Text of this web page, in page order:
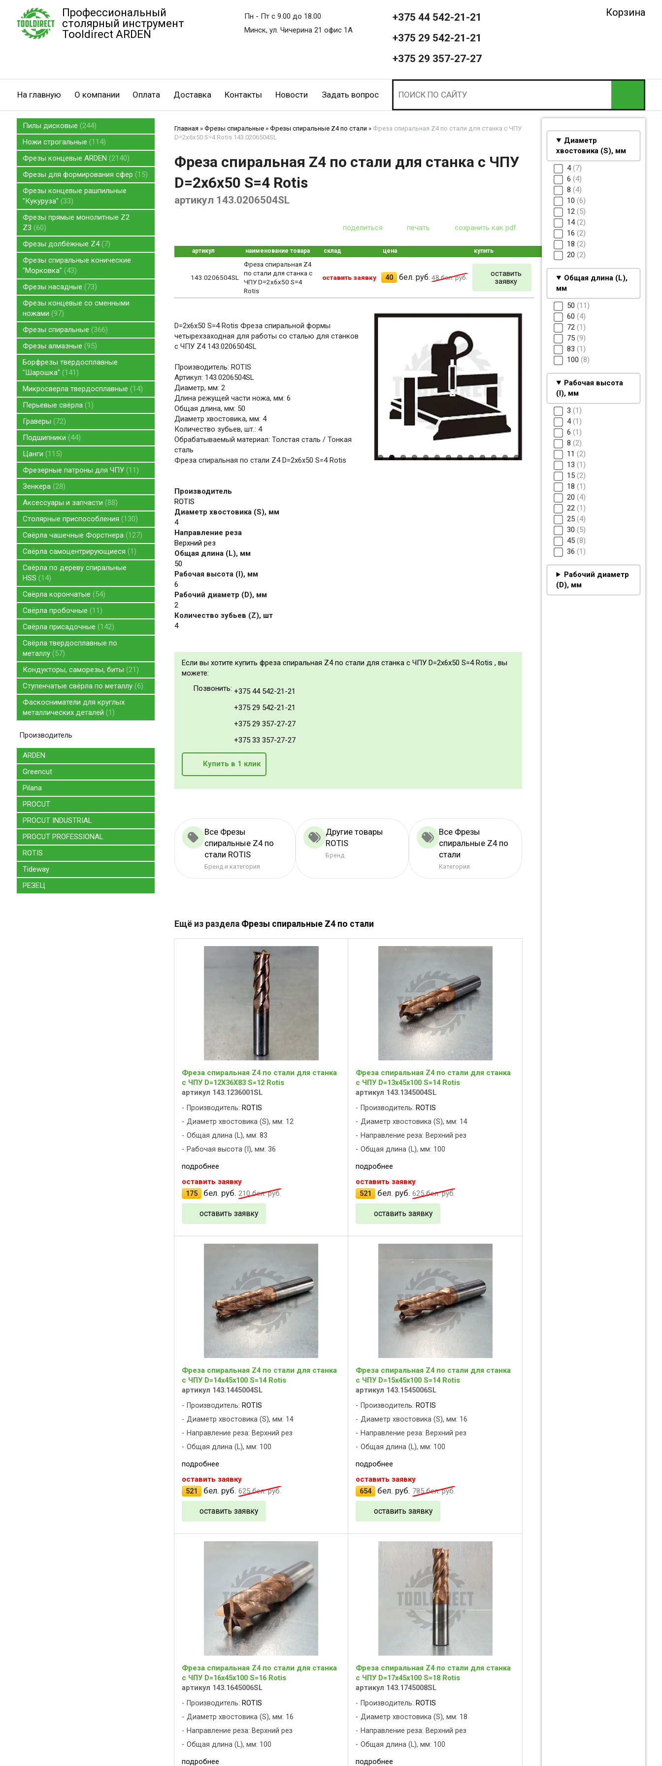
Профессиональный
столярный инструмент
Tooldirect ARDEN
Пн - Пт с 9.00 до 18.00
Минск, ул. Чичерина 21 офис 1А
+375 44 542-21-21
+375 29 542-21-21
+375 29 357-27-27
Корзина
На главную О компании Оплата Доставка Контакты Новости Задать вопрос
Пилы дисковые 244
Ножи строгальные
114
Фрезы концевые ARDEN
2140
Фрезы для формирования сфер
15
Фрезы концевые рашпильные
"Кукуруза"
33
Фрезы прямые монолитные Z2
Z3
60
Фрезы долбёжные Z4 7
Фрезы спиральные конические
"Морковка"
43
Фрезы насадные
73
Фрезы концевые со сменными
ножами
97
Фрезы спиральные
366
Фрезы алмазные
95
Борфрезы твердосплавные
"Шарошка"
141
Микросверла твердосплавные
14
Перьевые свёрла 1
Граверы
72
Подшипники
44
Цанги
115
Фрезерные патроны для ЧПУ 11
Зенкера 28
Аксессуары и запчасти
88
Столярные приспособления
130
Свёрла чашечные Форстнера 127
Свёрла самоцентрирующиеся
1
Свёрла по дереву спиральные
HSS
14
Свёрла корончатые
54
Свёрла пробочные
11
Свёрла присадочные
142
Свёрла твердосплавные по
металлу 57
Кондукторы, саморезы, биты 21
Ступенчатые свёрла по металлу 6
Фаскосниматели для круглых
металлических деталей
1
Производитель
ARDEN
Greencut
Pilana
PROCUT
PROCUT INDUSTRIAL
PROCUT PROFESSIONAL
ROTIS
Tideway
РЕЗЕЦ
Диаметр
хвостовика (S), мм
4 7
6 4
8 4
10 6
12 5
14 2
16 2
18 2
20 2
Общая длина (L),
мм
50 11
60 4
72 1
75 9
83 1
100 8
Рабочая высота
(I), мм
3 1
4 1
6 1
8 2
11 2
13 1
15 2
18 1
20 4
22 1
25 4
30 5
45 8
36 1
Рабочий диаметр
(D), мм
Главная » Фрезы спиральные » Фрезы спиральные Z4 по стали » Фреза спиральная Z4 по стали для станка с ЧПУ
D=2x6x50 S=4 Rotis 143.0206504SL
Фреза спиральная Z4 по стали для станка с ЧПУ
D=2x6x50 S=4 Rotis
артикул 143.0206504SL
поделиться печать сохранить как pdf
артикул наименование товара склад цена купить
143.0206504SL
Фреза спиральная Z4
по стали для станка с
ЧПУ D=2x6x50 S=4
Rotis
оставить заявку 40 бел. руб. 48бел. руб.
оставить
заявку
D=2x6x50 S=4 Rotis Фреза спиральной формы
четырехзаходная для работы со сталью для станков
с ЧПУ Z4 143.0206504SL
Производитель: ROTIS
Артикул: 143.0206504SL
Диаметр, мм: 2
Длина режущей части ножа, мм: 6
Общая длина, мм: 50
Диаметр хвостовика, мм: 4
Количество зубьев, шт.: 4
Обрабатываемый материал: Толстая сталь / Тонкая
сталь
Фреза спиральная по стали Z4 D=2x6x50 S=4 Rotis
Производитель
ROTIS
Диаметр хвостовика (S), мм
4
Направление реза
Верхний рез
Общая длина (L), мм
50
Рабочая высота (I), мм
6
Рабочий диаметр (D), мм
2
Количество зубьев (Z), шт
4
Если вы хотите купить фреза спиральная Z4 по стали для станка с ЧПУ D=2x6x50 S=4 Rotis , вы
можете:
Позвонить: +375 44 542-21-21
+375 29 542-21-21
+375 29 357-27-27
+375 33 357-27-27
Купить в 1 клик
Все Фрезы
спиральные Z4 по
стали ROTIS
Бренд и категория
Другие товары
ROTIS
Бренд
Все Фрезы
спиральные Z4 по
стали
Категория
Ещё из раздела Фрезы спиральные Z4 по стали
Фреза спиральная Z4 по стали для станка
с ЧПУ D=12X36X83 S=12 Rotis
артикул 143.1236001SL
Производитель: ROTIS
Диаметр хвостовика (S), мм: 12
Общая длина (L), мм: 83
Рабочая высота (I), мм: 36
подробнее
оставить заявку
175 бел. руб. 210бел. руб.
оставить заявку
Фреза спиральная Z4 по стали для станка
с ЧПУ D=13x45x100 S=14 Rotis
артикул 143.1345004SL
Производитель: ROTIS
Диаметр хвостовика (S), мм: 14
Направление реза: Верхний рез
Общая длина (L), мм: 100
подробнее
оставить заявку
521
бел. руб. 625бел. руб.
оставить заявку
Фреза спиральная Z4 по стали для станка
с ЧПУ D=14x45x100 S=14 Rotis
артикул 143.1445004SL
Производитель: ROTIS
Диаметр хвостовика (S), мм: 14
Направление реза: Верхний рез
Общая длина (L), мм: 100
подробнее
оставить заявку
521 бел. руб. 625бел. руб.
оставить заявку
Фреза спиральная Z4 по стали для станка
с ЧПУ D=15x45x100 S=14 Rotis
артикул 143.1545006SL
Производитель: ROTIS
Диаметр хвостовика (S), мм: 16
Направление реза: Верхний рез
Общая длина (L), мм: 100
подробнее
оставить заявку
654
бел. руб. 785бел. руб.
оставить заявку
Фреза спиральная Z4 по стали для станка
с ЧПУ D=16x45x100 S=16 Rotis
артикул 143.1645006SL
Производитель: ROTIS
Диаметр хвостовика (S), мм: 16
Направление реза: Верхний рез
Общая длина (L), мм: 100
подробнее
Фреза спиральная Z4 по стали для станка
с ЧПУ D=17x45x100 S=18 Rotis
артикул 143.1745008SL
Производитель: ROTIS
Диаметр хвостовика (S), мм: 18
Направление реза: Верхний рез
Общая длина (L), мм: 100
подробнее